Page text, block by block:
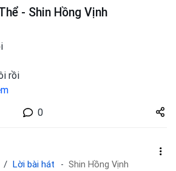
- Shin Hồng Vịnh
rồi
0
Share
zuto.vn
Lời bài hát Shin Hồng Vịnh